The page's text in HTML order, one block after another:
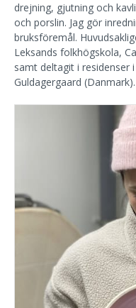
drejning, gjutning och
och porslin. Jag gör
bruksföremål.
Leksands folkhögskola,
samt deltagit i residenser
Guldagergaard (Danmark).